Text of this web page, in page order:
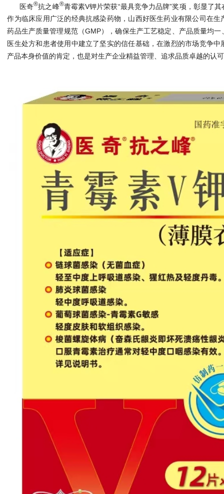
医奇®抗之峰®青霉素V钾片荣获“最具竞争力品牌”奖项，彰显了
作为临床应用广泛的经典抗感染药物，山西好医生药业有限公司在
药品生产质量管理规范（GMP），确保生产工艺稳定、产品质量均
医生处方和患者使用中建立了坚实的信任基础，在激烈的市场竞争
产品本身价值的肯定，也是对生产企业精益管理、追求品质卓越的认